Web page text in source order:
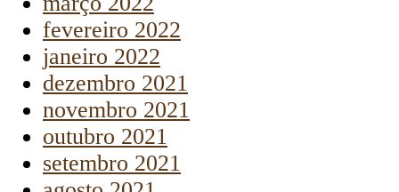
fevereiro 2022
janeiro 2022
dezembro 2021
novembro 2021
outubro 2021
setembro 2021